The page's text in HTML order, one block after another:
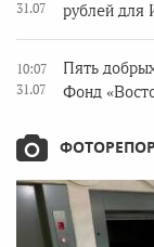
31.07
рублей
10:07
31.07
Пять
Фонд